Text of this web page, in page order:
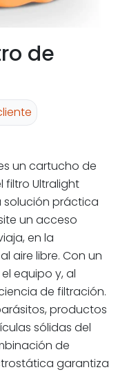
de
un cartucho de
filtro Ultralight
solución práctica
un acceso
en la
aire libre. Con un
equipo y, al
de filtración.
productos
sólidas del
de
garantiza